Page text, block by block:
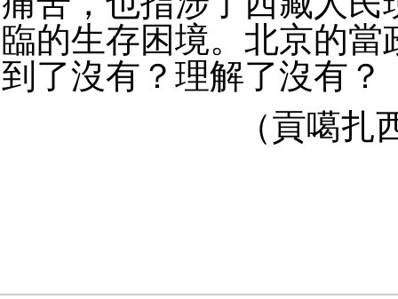
臨的生存困境。北京的當
到了沒有？理解了沒有？
（貢噶扎